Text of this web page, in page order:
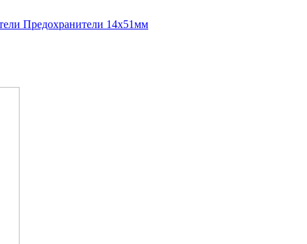
Предохранители 14x51мм